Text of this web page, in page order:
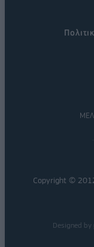
Copyright ©
Designed by